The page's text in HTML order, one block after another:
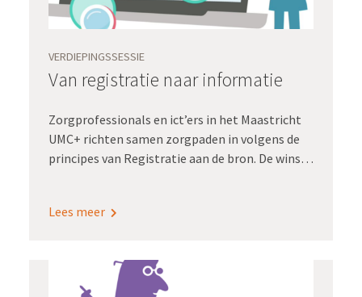
VERDIEPINGSSESSIE
Van registratie naar informatie
Zorgprofessionals en ict’ers in het Maastricht
UMC+ richten samen zorgpaden in volgens de
principes van Registratie aan de bron. De winst:
uitkomsten. Bovendien maakt zo’n generieke
Lees meer